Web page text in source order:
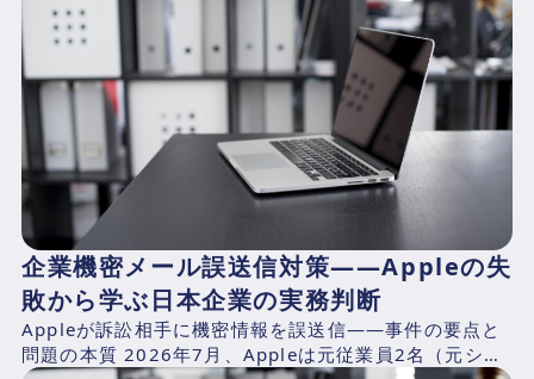
企業機密メール誤送信対策——Appleの失
敗から学ぶ日本企業の実務判断
Appleが訴訟相手に機密情報を誤送信——事件の要点と
問題の本質 2026年7月、Appleは元従業員2名（元シニ